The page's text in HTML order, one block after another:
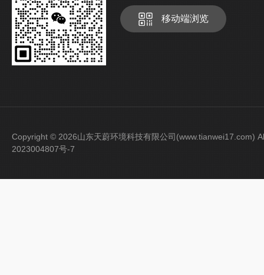
移动端浏览
Copyright © 2026山东天蔚环境科技有限公司(www.tianwei17.com)
2023004807号-7